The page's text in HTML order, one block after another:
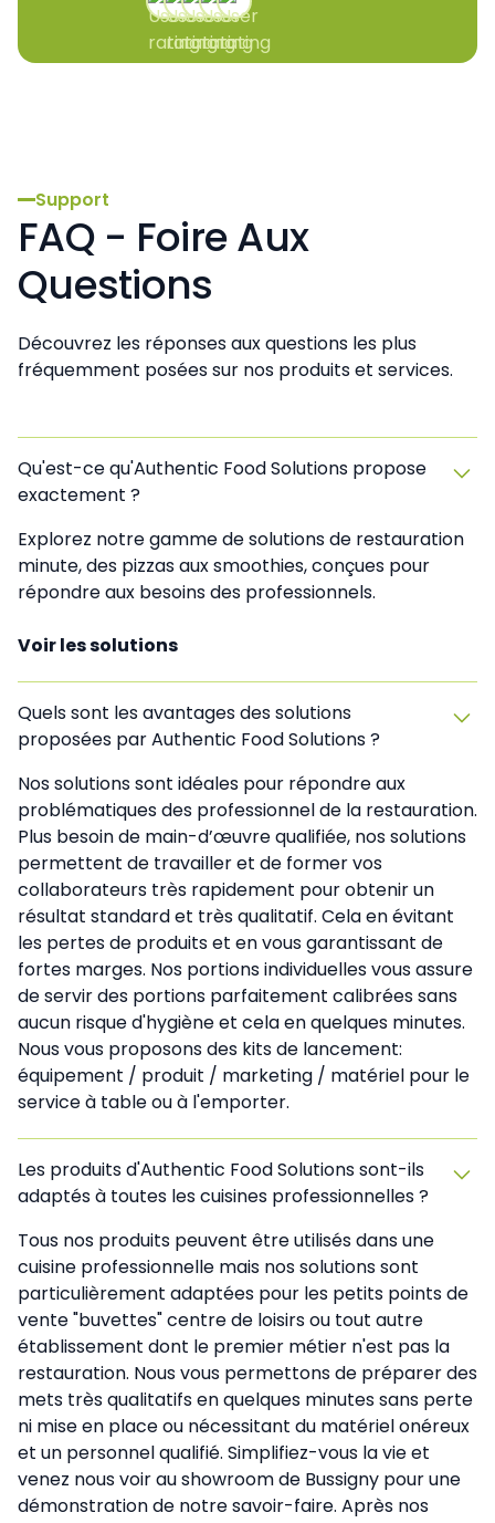
Support
FAQ - Foire Aux
Questions
Découvrez les réponses aux questions les plus
fréquemment posées sur nos produits et services.
Qu'est-ce qu'Authentic Food Solutions propose
exactement ?
Explorez notre gamme de solutions de restauration
minute, des pizzas aux smoothies, conçues pour
répondre aux besoins des professionnels.
Voir les solutions
Quels sont les avantages des solutions
proposées par Authentic Food Solutions ?
Nos solutions sont idéales pour répondre aux
problématiques des professionnel de la restauration.
Plus besoin de main-d’œuvre qualifiée, nos solutions
permettent de travailler et de former vos
collaborateurs très rapidement pour obtenir un
résultat standard et très qualitatif. Cela en évitant
les pertes de produits et en vous garantissant de
fortes marges. Nos portions individuelles vous assure
de servir des portions parfaitement calibrées sans
aucun risque d'hygiène et cela en quelques minutes.
Nous vous proposons des kits de lancement:
équipement / produit / marketing / matériel pour le
service à table ou à l'emporter.
Les produits d'Authentic Food Solutions sont-ils
adaptés à toutes les cuisines professionnelles ?
Tous nos produits peuvent être utilisés dans une
cuisine professionnelle mais nos solutions sont
particulièrement adaptées pour les petits points de
vente "buvettes" centre de loisirs ou tout autre
établissement dont le premier métier n'est pas la
restauration. Nous vous permettons de préparer des
mets très qualitatifs en quelques minutes sans perte
ni mise en place ou nécessitant du matériel onéreux
et un personnel qualifié. Simplifiez-vous la vie et
venez nous voir au showroom de Bussigny pour une
démonstration de notre savoir-faire. Après nos